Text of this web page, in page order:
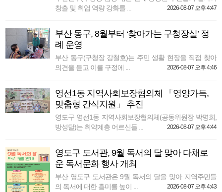
창출 및 취업 역량 강화를 ...
2026-08-07 오후 4:47
부산 동구, 8월부터 ‘찾아가는 구청장실’ 정
례 운영
부산 동구(구청장 강철호)는 주민 생활 현장을 직접 찾아
의견을 듣고 이를 구정에 ...
2026-08-07 오후 4:46
영선1동 지역사회보장협의체 「영양가득,
맞춤형 간식지원」 추진
영도구 영선1동 지역사회보장협의체(공동위원장 박명희,
방성달)는 취약계층 어르신들 ...
2026-08-07 오후 4:44
영도구 도서관, 9월 독서의 달 맞아 다채로
운 독서문화 행사 개최
부산 영도구 도서관은 9월 독서의 달을 맞아 지역주민들
의 독서에 대한 흥미를 높이 ...
2026-08-07 오후 4:43